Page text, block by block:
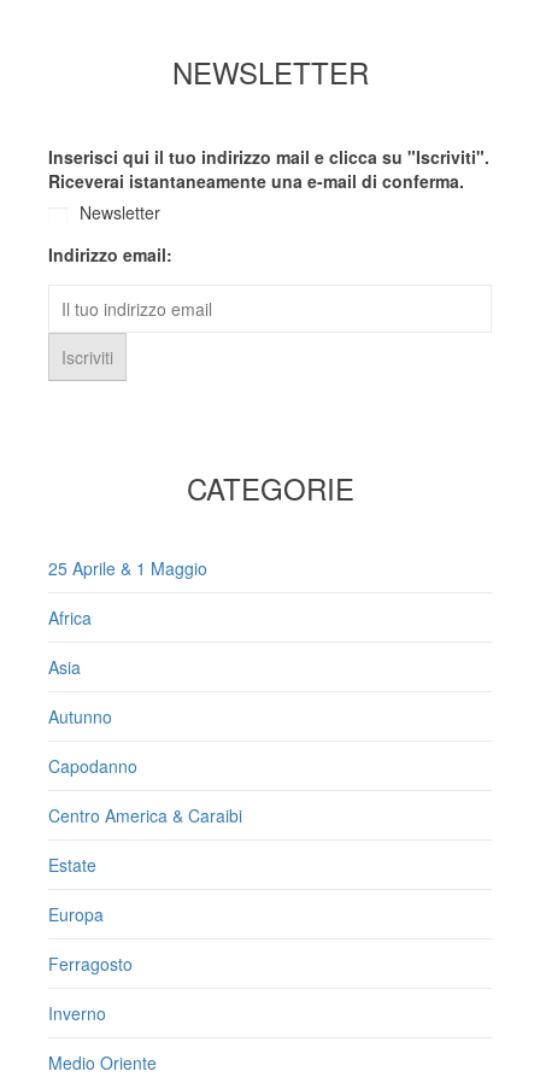
NEWSLETTER
Inserisci qui il tuo indirizzo mail e clicca su "Iscriviti".
Riceverai istantaneamente una e-mail di conferma.
Newsletter
Indirizzo email:
CATEGORIE
25 Aprile & 1 Maggio
Africa
Asia
Autunno
Capodanno
Centro America & Caraibi
Estate
Europa
Ferragosto
Inverno
Medio Oriente